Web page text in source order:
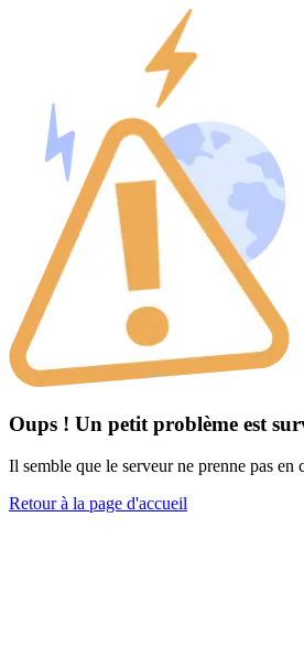
Oups ! Un petit problème est
Il semble que le serveur ne prenne pas
Retour à la page d'accueil